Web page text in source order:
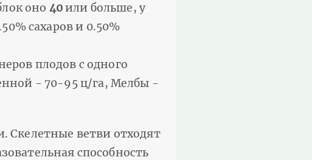
оно 40или больше, у
сахаров и 0.50%
плодов с одного
- 70-95 ц/га, Мелбы -
Скелетные ветви отходят
способность